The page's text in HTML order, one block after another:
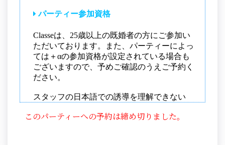
このパーティーへの予約は締め切りました。